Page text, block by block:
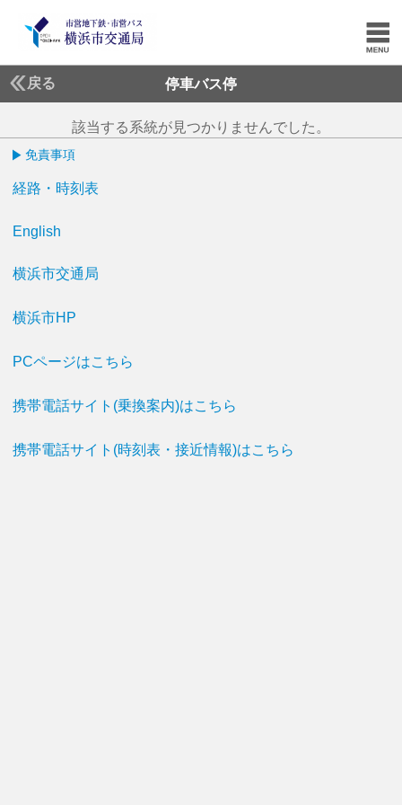
戻る 停車バス停
該当する系統が見つかりませんでした。
免責事項
経路・時刻表
English
横浜市交通局
横浜市HP
PCページはこちら
携帯電話サイト(乗換案内)はこちら
携帯電話サイト(時刻表・接近情報)はこちら